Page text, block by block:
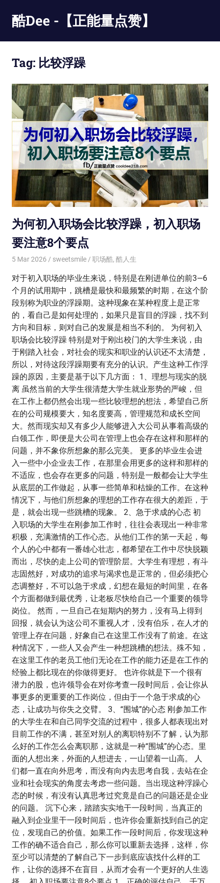
content
酷Dee -【正能量点赞】
最
有
更
酷
Tag: 比较浮躁
为何初入职场会比较浮躁，初入职场
要注意8个要点
5 Mar 2026 sweetsmile 职场酷, 酷人生
对于初入职场的毕业生来说，特别是在刚进单位的前3—6
个月的试用期中，跳槽是最快和最频繁的时期，在这个阶
段别称为职业的浮躁期。这种现象在某种程度上是正常
的，看自己是如何处理的，如果只是盲目的浮躁，找不到
方向和目标，则对自己的发展是相当不利的。 为何初入
职场会比较浮躁 特别是对于刚出校门的大学生来说，由
于刚踏入社会，对社会的现实和职业的认识还不太清楚，
所以，对待这段浮躁期要有充分的认识。产生这种工作浮
躁的原因，主要是基于以下几方面： 1、理想与现实的脱
离 虽然当前的大学生很清楚大学生就业形势的严峻，但
在工作上都仍然会出现一些比较理想的想法，希望自己所
在的公司规模要大，知名度要高，管理规范和成长空间
大。然而现实却又有多少人能够进入大公司从事着高级的
白领工作，即便是大公司在管理上也会存在这样和那样的
问题，并不象你所想象的那么完美。 更多的毕业生会进
入一些中小企业去工作，在那里会用更多的这样和那样的
不适应，也会存在更多的问题，特别是一般都会让大学生
从底层的工作做起，从事一些简单和枯燥的工作。在这种
情况下，与他们所想象的理想的工作存在很大的差距，于
是，就会出现一些跳槽的现象。 2、急于求成的心态 初
入职场的大学生在刚参加工作时，往往会表现出一种非常
积极，充满激情的工作心态。从他们工作的第一天起，每
个人的心中都有一番雄心壮志，都希望在工作中尽快脱颖
而出，尽快的走上公司的管理阶层。大学生有理想，有斗
志固然好，对成功的追求与渴求也是正常的，但必须把心
态调整好，不可以急于求成，幻想在最短的时间里，在各
个方面都做到最优秀，让老板尽快给自己一个重要的领导
岗位。 然而，一旦自己在短期内的努力，没有马上得到
回报，就会认为这公司不重视人才，没有伯乐，在人才的
管理上存在问题，好象自己在这里工作没有了前途。在这
种情况下，一些人又会产生一种想跳槽的想法。殊不知，
在这里工作的老员工他们无论在工作的能力还是在工作的
经验上都比现在的你做得更好。 也许你就是下一个很有
潜力的股，也许领导会在对你考查一段时间后，会让你从
事更多的更重要的工作岗位，但由于一个急于求成的心
态，让成功与你失之交臂。 3、“围城”的心态 刚参加工作
的大学生在和自己同学交流的过程中，很多人都表现出对
目前工作的不满，甚至对别人的离职特别不了解，认为那
么好的工作怎么会离职那，这就是一种“围城”的心态。里
面的人想出来，外面的人想进去，一山望着一山高。 人
们都一直在向外思考，而没有向内去思考自我，去站在企
业和社会现实的角度去考虑一些问题。当出现这种浮躁心
态的时候，有没有认真思考过究竟是自己的问题还是企业
的问题。 沉下心来，踏踏实实地干一段时间，当真正的
融入到企业里干一段时间后，也许你会重新找到自己的定
位，发现自己的价值。如果工作一段时间后，你发现这种
工作的确不适合自己，那么你可以重新去选择，这样，你
至少可以清楚的了解自己下一步到底应该找什么样的工
作，让你的选择不在盲目，从而才会有一个更好的人生选